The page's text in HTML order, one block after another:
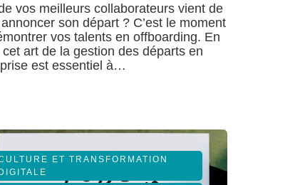
vos meilleurs collaborateurs vient de
son départ ? C’est le moment
vos talents en offboarding. En
art de la gestion des départs en
est essentiel à…
ET TRANSFORMATION